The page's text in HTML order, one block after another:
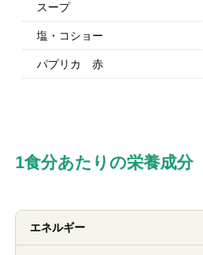
スープ
塩・コショー
パプリカ 赤
1食分あたりの栄養成分
エネルギー